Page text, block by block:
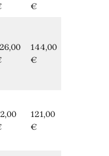
€
144,00
€
121,00
€